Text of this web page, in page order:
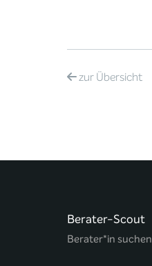
zurÜbersicht
Berater-Scout
Berater*in suchen